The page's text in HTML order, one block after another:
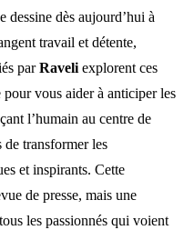
dessine dès aujourd’hui à
travail et détente,
parRaveli explorent ces
vous aider à anticiper les
l’humain au centre de
transformer les
et inspirants. Cette
de presse, mais une
les passionnés qui voient